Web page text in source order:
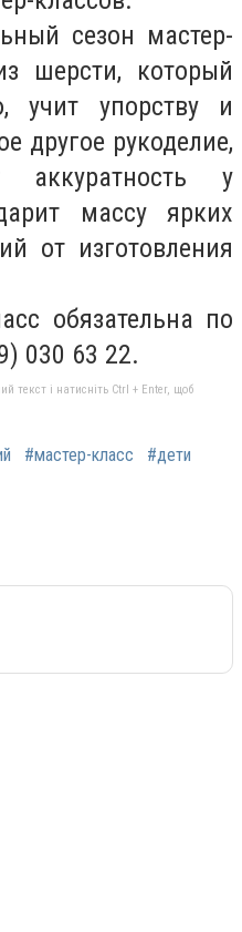
сезон мастер-
шерсти, который
учит упорству и
другое рукоделие,
аккуратность у
массу ярких
от изготовления
обязательна по
030 63 22.
текст і натисніть Ctrl + Enter, щоб
#мастер-класс
#дети